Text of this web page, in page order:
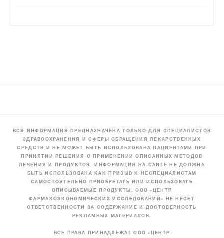
ВСЯ ИНФОРМАЦИЯ ПРЕДНАЗНАЧЕНА ТОЛЬКО ДЛЯ СПЕЦИАЛИСТОВ
ЗДРАВООХРАНЕНИЯ И СФЕРЫ ОБРАЩЕНИЯ ЛЕКАРСТВЕННЫХ
СРЕДСТВ И НЕ МОЖЕТ БЫТЬ ИСПОЛЬЗОВАНА ПАЦИЕНТАМИ ПРИ
ПРИНЯТИИ РЕШЕНИЯ О ПРИМЕНЕНИИ ОПИСАННЫХ МЕТОДОВ
ЛЕЧЕНИЯ И ПРОДУКТОВ. ИНФОРМАЦИЯ НА САЙТЕ НЕ ДОЛЖНА
БЫТЬ ИСПОЛЬЗОВАНА КАК ПРИЗЫВ К НЕСПЕЦИАЛИСТАМ
САМОСТОЯТЕЛЬНО ПРИОБРЕТАТЬ ИЛИ ИСПОЛЬЗОВАТЬ
ОПИСЫВАЕМЫЕ ПРОДУКТЫ. ООО «ЦЕНТР
ФАРМАКОЭКОНОМИЧЕСКИХ ИССЛЕДОВАНИЙ» НЕ НЕСЁТ
ОТВЕТСТВЕННОСТИ ЗА СОДЕРЖАНИЕ И ДОСТОВЕРНОСТЬ
РЕКЛАМНЫХ МАТЕРИАЛОВ.
ВСЕ ПРАВА ПРИНАДЛЕЖАТ ООО «ЦЕНТР